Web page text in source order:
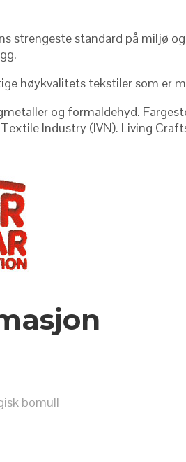
strengeste standard på miljø
høykvalitets tekstiler som er
og formaldehyd.
Industry (IVN). Living
bomull